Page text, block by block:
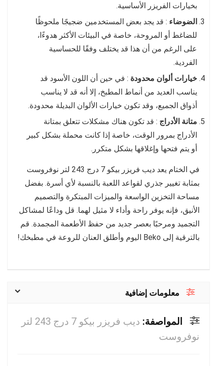
بخيارات الفريزر الأساسية.
الضوضاء : قد يجد بعض المستخدمين ضجيجًا ملحوظًا
للضاغط أو المروحة، خاصة في البيئات الأكثر هدوءًا،
على الرغم من أن هذا قد يختلف وفقًا للحساسية
الفردية.
خيارات ألوان محدودة : في حين أن اللون الأسود قد
يناسب العديد من أنماط المطبخ، إلا أنه قد لا يناسب
أذواق الجميع، وقد تكون خيارات الألوان البديلة محدودة.
متانة الأدراج : قد تكون هناك مشكلات تتعلق بمتانة
الأدراج بمرور الوقت، خاصة إذا كانت محملة بشكل كبير
أو يتم فتحها وإغلاقها بشكل متكرر.
في الختام يعد ديب فريزر بيكو 7 درج 243 لتر نوفروست
بمثابة تغيير جذري لقواعد اللعبة بالنسبة لأي أسرة. بفضل
مساحة التخزين الواسعة والميزات المبتكرة والتصميم
الأنيق، فإنه يوفر راحة وأداء لا مثيل لهما. قل وداعًا لمشاكل
التجميد ومرحبًا بعصر جديد من حفظ الأطعمة المجمدة. قم
بالترقية إلى Beko اليوم وأطلق العنان للروعة في مطبخك!
معلومات إضافية
المواصفة:
ديب فريزر بيكو 7 درج 243 لتر
نوفروست